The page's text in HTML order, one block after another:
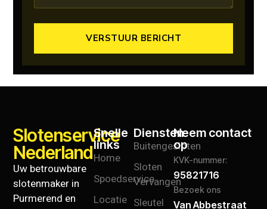
VERSTUUR BERICHT
Slotenservice
Nederland
Uw betrouwbare
slotenmaker in
Purmerend en
Snelle
links
Home
Spoedservice
Locatie
Diensten
Buitengesloten
Sloten
Vervangen
Sleutel
Neem contact
op
KVK-nummer:
95821716
Bezoek ons
Van Abbestraat